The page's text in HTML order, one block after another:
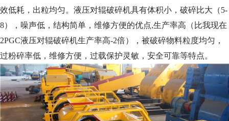
效低耗，出粒均匀。液压对辊破碎机具有体积小，破碎比大（5-
8），噪声低，结构简单，维修方便的优点,生产率高（比我现在
2PGC液压对辊破碎机生产率高-2倍），被破碎物料粒度均匀，
过粉碎率低，维修方便，过载保护灵敏，安全可靠等特点。